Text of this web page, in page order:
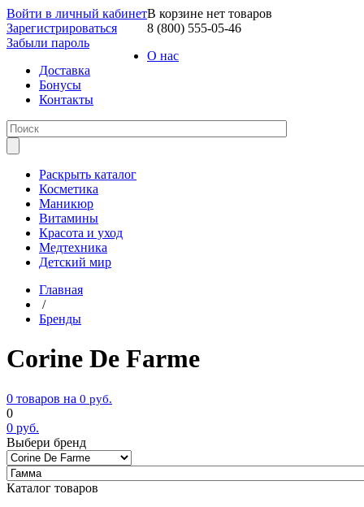
Войти в личный кабинет
Зарегистрироваться
Забыли пароль
В корзине нет товаров
8 (800) 555-05-46
О нас
Доставка
Бонусы
Контакты
Раскрыть каталог
Косметика
Маникюр
Витамины
Красота и уход
Медтехника
Детский мир
Главная
/
Бренды
Corine De Farme
0 товаров на 0 руб.
0
0 руб.
Выбери бренд
Каталог товаров